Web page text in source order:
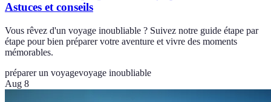
Astuces et conseils
Vous rêvez d'un voyage inoubliable ? Suivez notre guide étape par
étape pour bien préparer votre aventure et vivre des moments
mémorables.
préparer un voyagevoyage inoubliable
Aug 8